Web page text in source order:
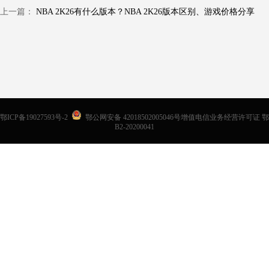
上一篇： NBA 2K26有什么版本？NBA 2K26版本区别、游戏价格分享
鄂ICP备19027593号-2
鄂公网安备 42018502005046号增值电信业务经营许可证 鄂
B2-20200041